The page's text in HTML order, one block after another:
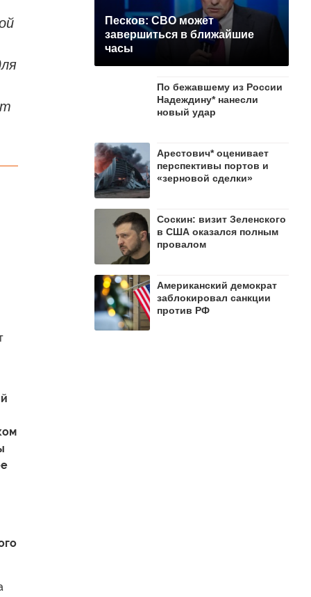
Песков: СВО может
завершиться в ближайшие
часы
По бежавшему из России
Надеждину* нанесли
новый удар
Арестович* оценивает
перспективы портов и
«зерновой сделки»
Соскин: визит Зеленского
в США оказался полным
провалом
Американский демократ
заблокировал санкции
против РФ